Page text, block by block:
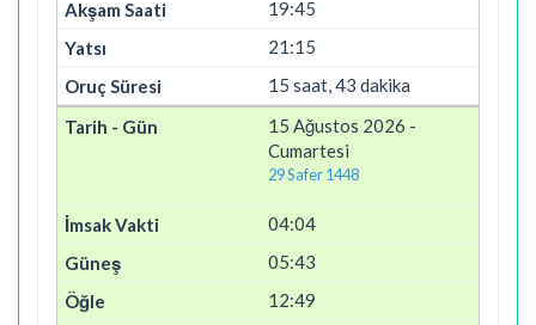
19:45
21:15
15 saat, 43 dakika
15 Ağustos 2026 -
Cumartesi
29 Safer 1448
04:04
05:43
12:49